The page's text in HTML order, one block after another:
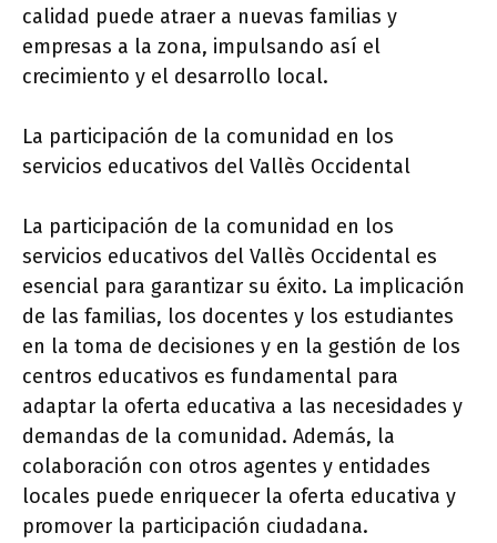
calidad puede atraer a nuevas familias y
empresas a la zona, impulsando así el
crecimiento y el desarrollo local.
La participación de la comunidad en los
servicios educativos del Vallès Occidental
La participación de la comunidad en los
servicios educativos del Vallès Occidental es
esencial para garantizar su éxito. La implicación
de las familias, los docentes y los estudiantes
en la toma de decisiones y en la gestión de los
centros educativos es fundamental para
adaptar la oferta educativa a las necesidades y
demandas de la comunidad. Además, la
colaboración con otros agentes y entidades
locales puede enriquecer la oferta educativa y
promover la participación ciudadana.